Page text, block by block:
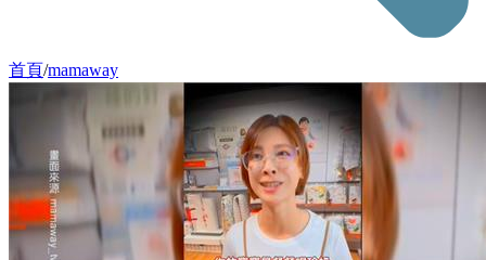
首頁/mamaway